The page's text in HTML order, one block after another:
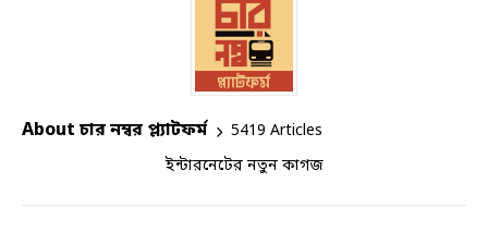
About চার নম্বর প্ল্যাটফর্ম
5419 Articles
ইন্টারনেটের নতুন কাগজ